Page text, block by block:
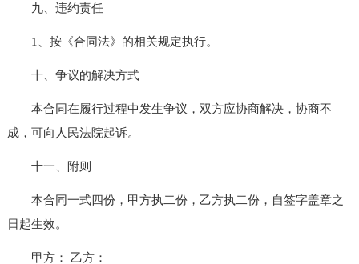
九、违约责任
1、按《合同法》的相关规定执行。
十、争议的解决方式
本合同在履行过程中发生争议，双方应协商解决，协商不
成，可向人民法院起诉。
十一、附则
本合同一式四份，甲方执二份，乙方执二份，自签字盖章之
日起生效。
甲方： 乙方：